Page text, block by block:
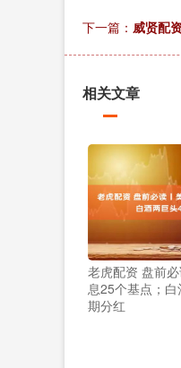
下一篇： 威贤配
相关文章
老虎配资 盘前
息25个基点；
期分红